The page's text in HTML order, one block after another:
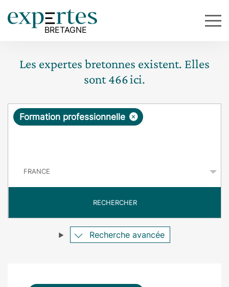
Les expertes bretonnes existent. Elles
sont466ici.
R
ê
e
×
Formation professionnelle
RECHERCHER
Recherche avancée